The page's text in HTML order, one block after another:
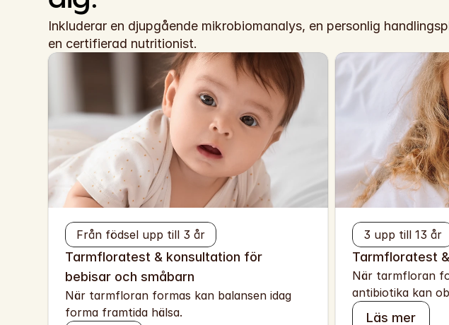
Inkluderar en djupgående mikrobiomanalys, en personlig
en certifierad nutritionist.
Från födsel upp till 3 år
Tarmfloratest & konsultation för
bebisar och småbarn
När tarmfloran formas kan balansen idag
forma framtida hälsa.
3 upp till 13 år
Tarmfloratest
När tarmfloran
antibiotika kan
Läs mer